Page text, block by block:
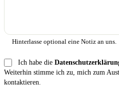
Hinterlasse optional eine Notiz an uns.
Ich habe die
Weiterhin stimme ich zu, mich zum
kontaktieren.